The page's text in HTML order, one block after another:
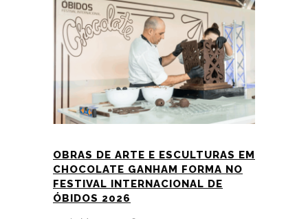
OBRAS DE ARTE E ESCULTURAS EM
CHOCOLATE GANHAM FORMA NO
FESTIVAL INTERNACIONAL DE
ÓBIDOS 2026